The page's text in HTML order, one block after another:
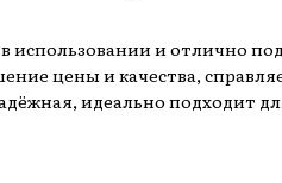
в использовании и отлично
цены и качества,
надёжная, идеально подходит